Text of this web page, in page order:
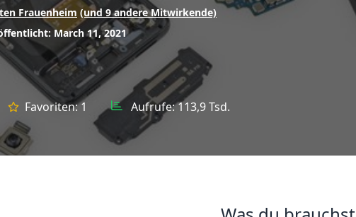
Frauenheim (und 9 andere Mitwirkende)
March 11, 2021
Favoriten:1 Aufrufe:113,9 Tsd.